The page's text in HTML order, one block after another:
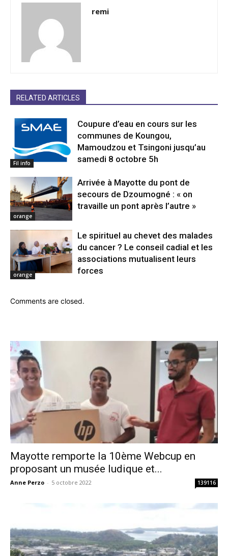
remi
RELATED ARTICLES
Fil info
Coupure d’eau en cours sur les
communes de Koungou,
Mamoudzou et Tsingoni jusqu’au
samedi 8 octobre 5h
orange
Arrivée à Mayotte du pont de
secours de Dzoumogné : « on
travaille un pont après l’autre »
orange
Le spirituel au chevet des malades
du cancer ? Le conseil cadial et les
associations mutualisent leurs
forces
Comments are closed.
Mayotte remporte la 10ème Webcup en
proposant un musée ludique et...
Anne Perzo - 5 octobre 2022 139116